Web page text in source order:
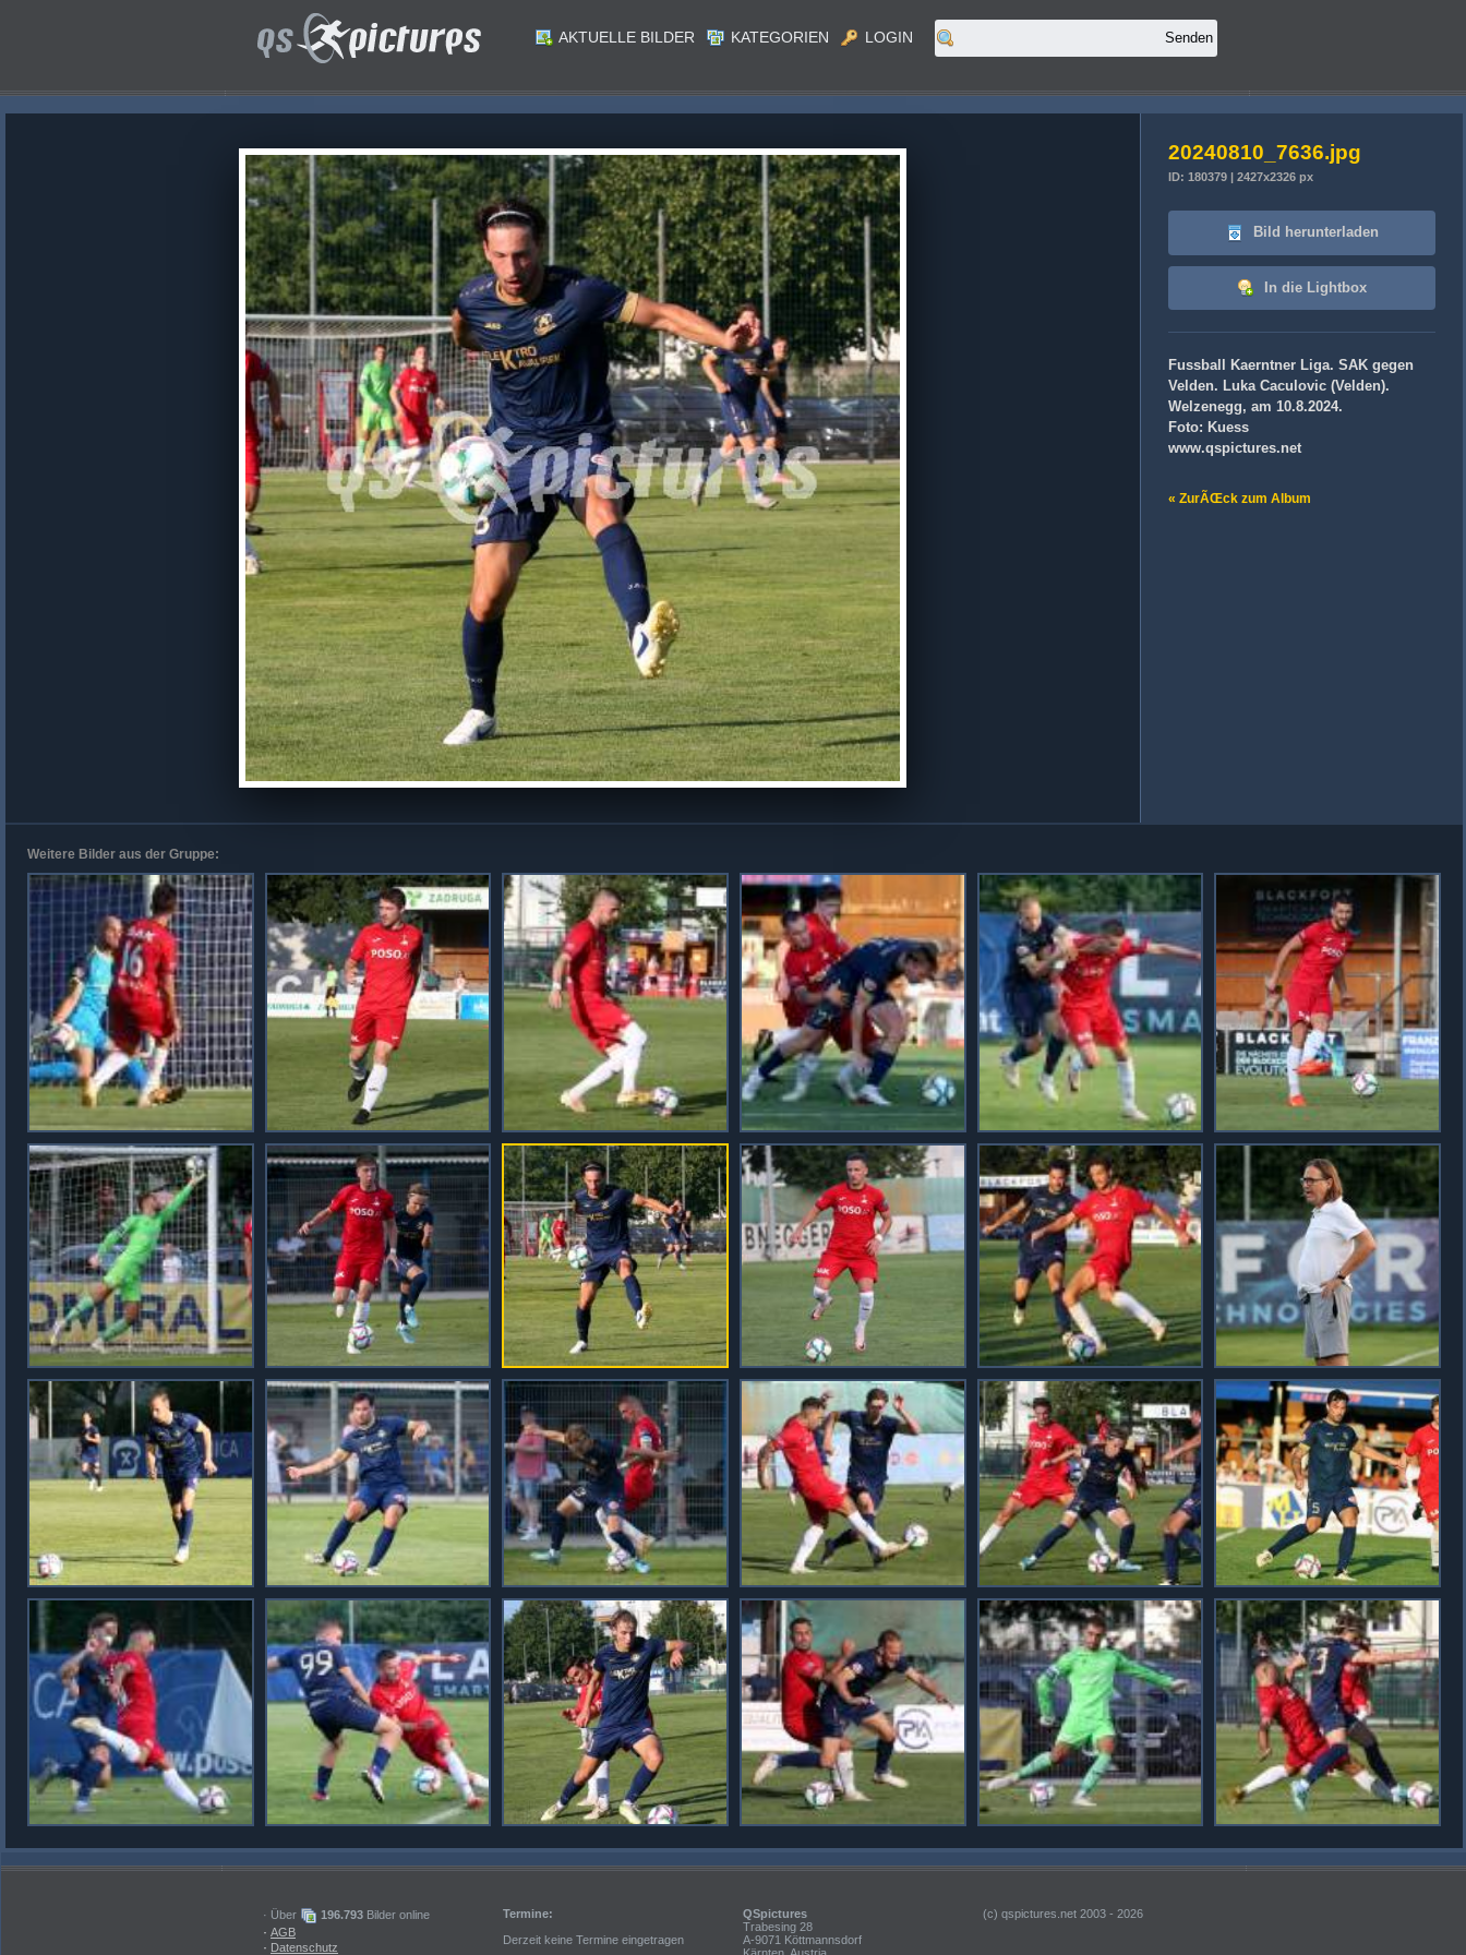
AKTUELLE BILDER KATEGORIEN LOGIN
20240810_7636.jpg
ID: 180379 | 2427x2326 px
Bild herunterladen
In die Lightbox
Fussball Kaerntner Liga. SAK gegen
Velden. Luka Caculovic (Velden).
Welzenegg, am 10.8.2024.
Foto: Kuess
www.qspictures.net
« ZurÃŒck zum Album
Weitere Bilder aus der Gruppe:
· Über 196.793 Bilder online
· AGB
· Datenschutz
Termine:
Derzeit keine Termine eingetragen
QSpictures
Trabesing 28
A-9071 Köttmannsdorf
(c) qspictures.net 2003 - 2026